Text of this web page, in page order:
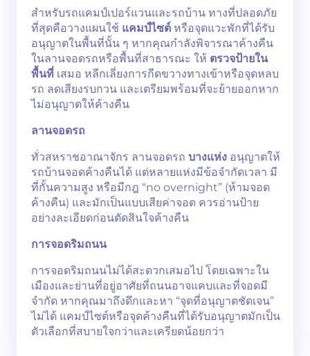
สำหรับรถแคมป์เปอร์แวนและรถบ้าน ทางที่ปลอดภัย
ที่สุดคือวางแผนใช้ แคมป์ไซต์ หรือจุดแวะพักที่ได้รับ
อนุญาตในพื้นที่นั้น ๆ หากคุณกำลังพิจารณาค้างคืน
ในลานจอดรถหรือพื้นที่สาธารณะ ให้ ตรวจป้ายใน
พื้นที่ เสมอ หลีกเลี่ยงการกีดขวางทางเข้าหรือจุดหลบ
รถ ลดเสียงรบกวน และเตรียมพร้อมที่จะย้ายออกหาก
ไม่อนุญาตให้ค้างคืน
ลานจอดรถ
ทั่วสหราชอาณาจักร ลานจอดรถ บางแห่ง อนุญาตให้
รถบ้านจอดค้างคืนได้ แต่หลายแห่งมีข้อจำกัดเวลา มี
ที่กั้นความสูง หรือมีกฎ “no overnight” (ห้ามจอด
ค้างคืน) และมักเป็นแบบเสียค่าจอด ควรอ่านป้าย
อย่างละเอียดก่อนตัดสินใจค้างคืน
การจอดริมถนน
การจอดริมถนนไม่ได้สะดวกเสมอไป โดยเฉพาะใน
เมืองและย่านที่อยู่อาศัยที่ถนนอาจแคบและที่จอดมี
จำกัด หากคุณมาถึงดึกและหา “จุดที่อนุญาตชัดเจน”
ไม่ได้ แคมป์ไซต์หรือจุดค้างคืนที่ได้รับอนุญาตมักเป็น
ตัวเลือกที่สบายใจกว่าและเครียดน้อยกว่า